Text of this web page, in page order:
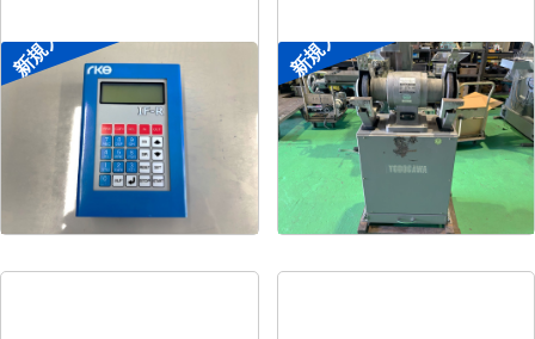
新規入荷
ポータブル入出力装置
メーカー
菱電工機エンジニアリ
ング
式 IF-R
新規入荷
両頭グラインダー
メーカー 淀川電機
形 FG-255T
式